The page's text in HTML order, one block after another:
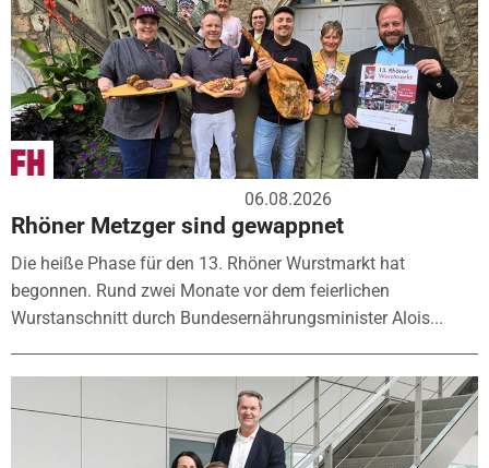
06.08.2026
Rhöner Metzger sind gewappnet
Die heiße Phase für den 13. Rhöner Wurstmarkt hat
begonnen. Rund zwei Monate vor dem feierlichen
Wurstanschnitt durch Bundesernährungsminister Alois...